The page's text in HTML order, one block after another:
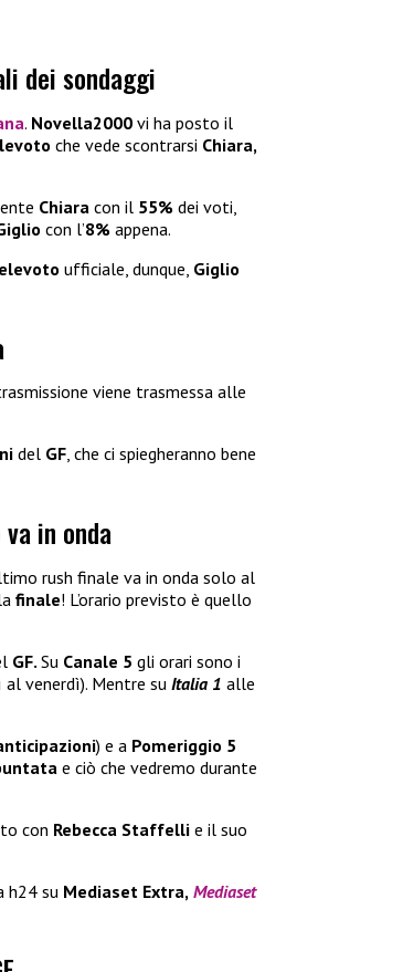
dei sondaggi
. Novella2000 vi ha posto il
che vede scontrarsi Chiara,
Chiara con il 55% dei voti,
con l’8% appena.
ufficiale, dunque, Giglio
viene trasmessa alle
del GF, che ci spiegheranno bene
in onda
rush finale va in onda solo al
finale! L’orario previsto è quello
GF. Su Canale 5 gli orari sono i
venerdì). Mentre su Italia 1 alle
) e a Pomeriggio 5
e ciò che vedremo durante
con Rebecca Staffelli e il suo
h24 su Mediaset Extra, Mediaset